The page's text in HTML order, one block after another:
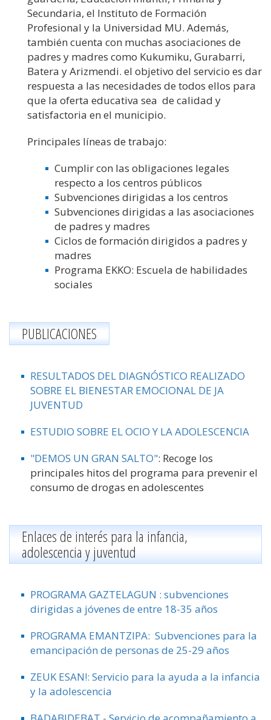
Secundaria, el Instituto de Formación
Profesional y la Universidad MU. Además,
también cuenta con muchas asociaciones de
padres y madres como Kukumiku, Gurabarri,
Batera y Arizmendi. el objetivo del servicio es dar
respuesta a las necesidades de todos ellos para
que la oferta educativa sea de calidad y
satisfactoria en el municipio.
Principales líneas de trabajo:
Cumplir con las obligaciones legales
respecto a los centros públicos
Subvenciones dirigidas a los centros
Subvenciones dirigidas a las asociaciones
de padres y madres
Ciclos de formación dirigidos a padres y
madres
Programa EKKO: Escuela de habilidades
sociales
PUBLICACIONES
RESULTADOS DEL DIAGNÓSTICO REALIZADO
SOBRE EL BIENESTAR EMOCIONAL DE JA
JUVENTUD
ESTUDIO SOBRE EL OCIO Y LA ADOLESCENCIA
"DEMOS UN GRAN SALTO": Recoge los
principales hitos del programa para prevenir el
consumo de drogas en adolescentes
Enlaces de interés para la infancia,
adolescencia y juventud
PROGRAMA GAZTELAGUN : subvenciones
dirigidas a jóvenes de entre 18-35 años
PROGRAMA EMANTZIPA: Subvenciones para la
emancipación de personas de 25-29 años
ZEUK ESAN!: Servicio para la ayuda a la infancia
y la adolescencia